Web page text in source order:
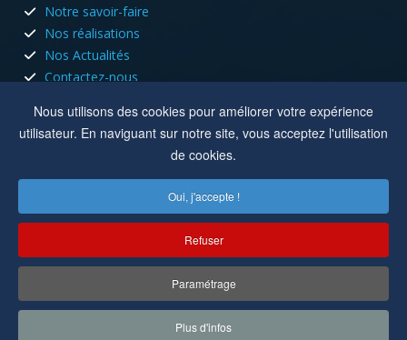
Nous utilisons des cookies pour améliorer votre expérience
utilisateur. En naviguant sur notre site, vous acceptez l'utilisation
de cookies.
Oui, j'accepte !
Refuser
Paramétrage
Plus d'infos
Notre savoir-faire
Nos réalisations
Nos Actualités
Contactez-nous
HORAIRES D'OUVERTURE
Nous sommes ouvert tous les jours du lundi au vendredi aux
8h à 12h - 13h30 à 17h30
Mer, Ven :8h à 12h
8 rue du capitole 42110 Feurs
Cuisson Electricité